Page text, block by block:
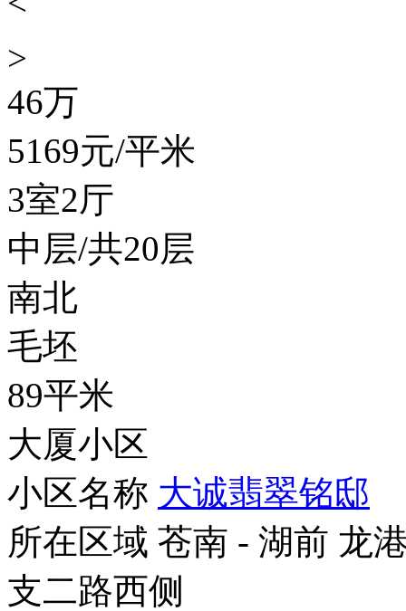
>
46万
5169元/平米
3室2厅
中层/共20层
南北
毛坯
89平米
大厦小区
小区名称 大诚翡翠铭邸
所在区域 苍南 - 湖前 龙
支二路西侧